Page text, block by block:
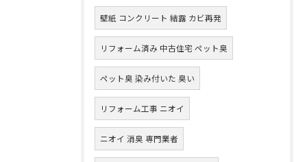
壁紙 コンクリート 結露 カビ再発
リフォーム済み 中古住宅 ペット臭
ペット臭 染み付いた 臭い
リフォーム工事 ニオイ
ニオイ 消臭 専門業者